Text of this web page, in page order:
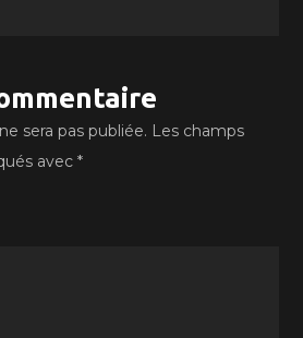
sera pas publiée. Les champs
avec*